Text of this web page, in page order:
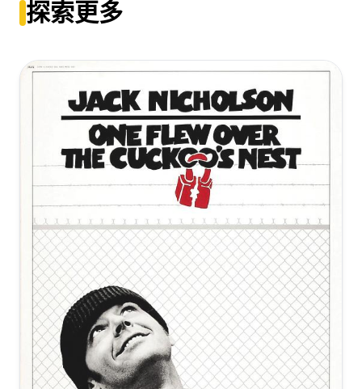
[39.84GB] 复制
三傻大闹宝莱坞[国英多音轨+中文字
幕].3.Idiots.2009.BluRay.REMUX.1080p.AVC.DTS-
HD.MA5.1.2Audio-DreamHD
[38.43GB] 复制 下载
DreamHD
三傻大闹宝莱坞[国英多音轨+特效中文字
幕].3.Idiots.2009.Bluray.1080p.DTS-
HDMA5.1.x265.10bit-DreamHD
复制 下载
三傻大闹宝莱坞[国英多音轨+简繁英字
幕].3.Idiots.2009.Hybrid.BluRay.1080p.x265.DDP7.1-
[12.32GB] 复制 下载
三傻大闹宝莱坞[国语音轨+中英字
幕].3.Idiots.2009.BluRay.1080p.x265.10bit.2Audio-
SSDSSE
[9.24GB] 复制 下载
探索更多